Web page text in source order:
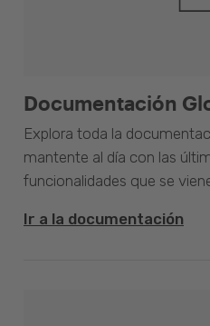
Documentación
Explora toda la
mantente al día con las
funcionalidades que se
Ir a la documentación